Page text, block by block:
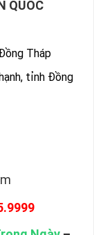
QUỐC
Tháp
tỉnh Đồng